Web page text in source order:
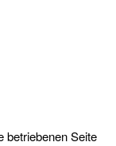
betriebe­nen Seite